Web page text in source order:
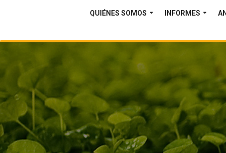
QUIÉNES SOMOS INFORMES